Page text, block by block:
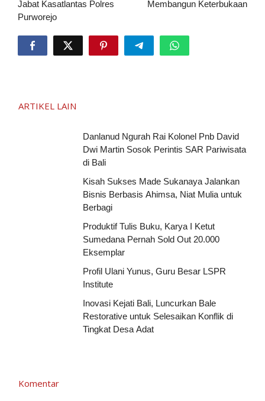
Jabat Kasatlantas Polres
Purworejo
Membangun Keterbukaan
ARTIKEL LAIN
Danlanud Ngurah Rai Kolonel Pnb David
Dwi Martin Sosok Perintis SAR Pariwisata
di Bali
Kisah Sukses Made Sukanaya Jalankan
Bisnis Berbasis Ahimsa, Niat Mulia untuk
Berbagi
Produktif Tulis Buku, Karya I Ketut
Sumedana Pernah Sold Out 20.000
Eksemplar
Profil Ulani Yunus, Guru Besar LSPR
Institute
Inovasi Kejati Bali, Luncurkan Bale
Restorative untuk Selesaikan Konflik di
Tingkat Desa Adat
Komentar